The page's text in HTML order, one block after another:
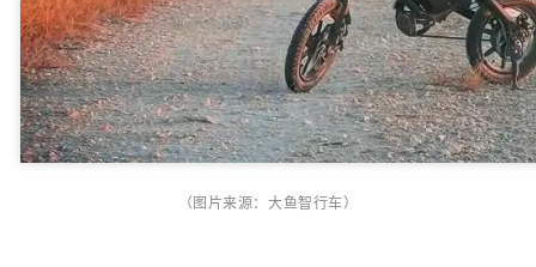
（图片来源：大鱼智行车）